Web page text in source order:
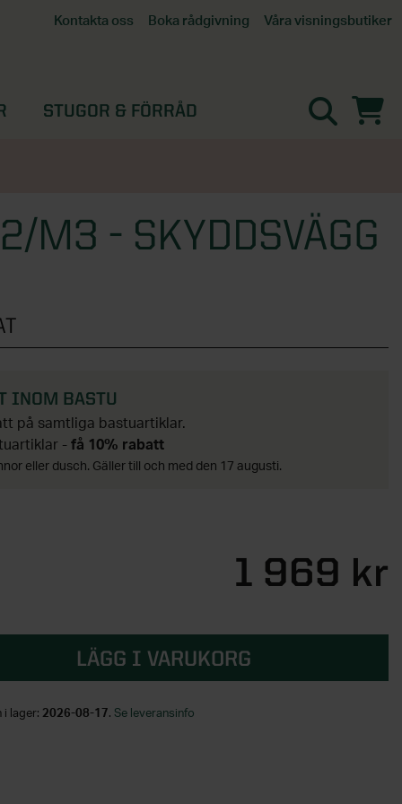
Kontakta oss Boka rådgivning Våra visningsbutiker
Göteborg
STUGOR & FÖRRÅD
M3 - SKYDDSVÄGG
INOM BASTU
på samtliga bastuartiklar.
- få 10% rabatt
eller dusch. Gäller till och med den 17 augusti.
1 969 kr
LÄGG I VARUKORG
i lager: 2026-08-17. Se leveransinfo